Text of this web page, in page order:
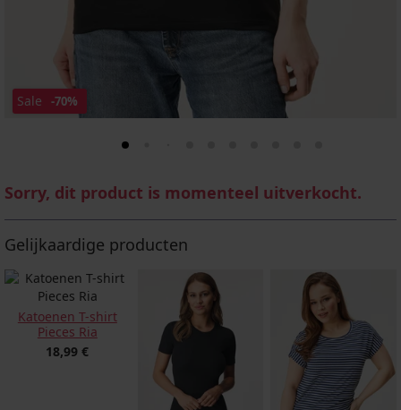
Sale -70%
Sorry, dit product is momenteel uitverkocht.
Gelijkaardige producten
Katoenen T-shirt
Pieces Ria
18,99 €